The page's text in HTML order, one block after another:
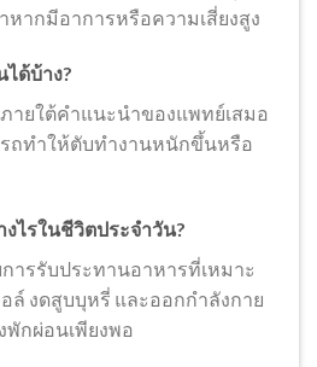
หากมีอาการหรือความเสี่ยงสูง
ด้บ้าง?
ายใต้คำแนะนำของแพทย์เสมอ
รถทำให้ตับทำงานหนักขึ้นหรือ
ไรในชีวิตประจำวัน?
ารรับประทานอาหารที่เหมาะ
ล์ งดสูบบุหรี่ และออกกำลังกาย
พักผ่อนเพียงพอ